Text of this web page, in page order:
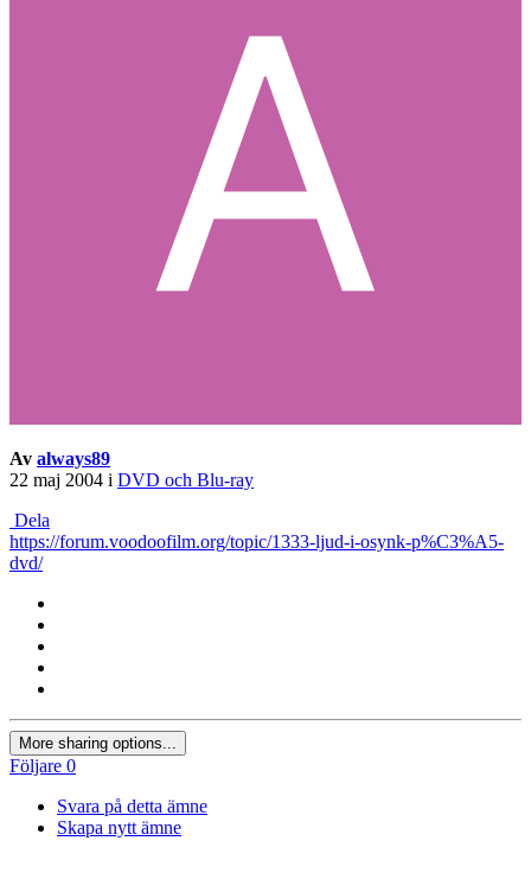
Av always89
22 maj 2004 i DVD och Blu-ray
Dela
https://forum.voodoofilm.org/topic/1333-ljud-i-osynk-p%C3%A5-
dvd/
More sharing options...
Följare 0
Svara på detta ämne
Skapa nytt ämne